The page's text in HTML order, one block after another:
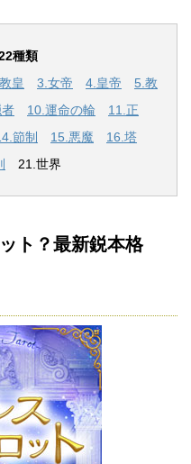
種類
皇 3.女帝 4.皇帝
5.教
10.運命の輪
11.正
節制 15.悪魔
16.塔
21.世界
ト？最新鋭本格